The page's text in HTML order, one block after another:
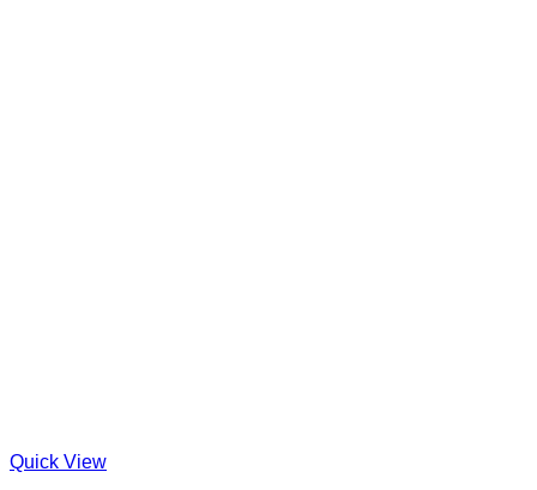
Quick View